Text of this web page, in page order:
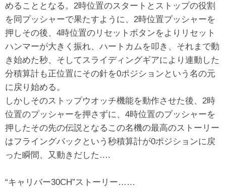
めることとなる。2時位置のスタートとストップの役割
を同プッシャーで果たすように、2時位置プッシャーを
押しその後、4時位置のリセットボタンをよりリセット
ハンマーが大きく振れ、ハートカムを叩き、それまで動
き始めた秒、そしてスライディングギアにより連動した
分積算計も正位置にその針を0ポジションという名の元
に戻り始める。
しかしそのストップウオッチ機能を動作させた後、2時
位置のプッシャーを押さずに、4時位置のプッシャーを
押したその先の伝説となるこの名機の最高のストーリー
はフライングバックという秒積算計が0ポジションに戻
った瞬間、又動きだした….
“キャリバー30CH”ストーリー……